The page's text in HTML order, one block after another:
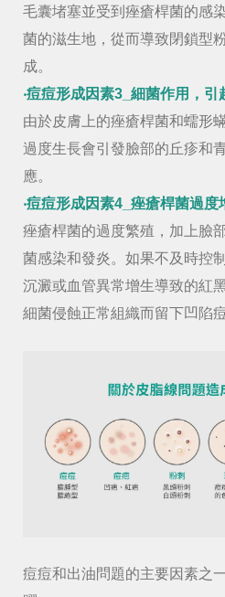
毛囊堵塞並受到痤瘡桿菌的感
菌的滋生地，從而導致閉鎖型
成。
‧痘痘形成因素3_細菌作用，引
由於皮膚上的痤瘡桿菌和蠕形
過度生長會引發臉部的丘疹和
應。
‧痘痘形成因素4_痤瘡桿菌過度
痤瘡桿菌的過度繁殖，加上臉
菌感染和發炎。如果不及時控
沉澱或血管異常增生導致的紅
細菌侵蝕正常組織而留下凹陷痘
痘痘和出油問題的主要因素之